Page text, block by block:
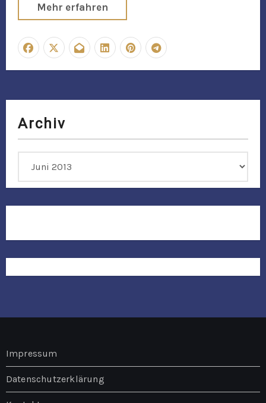
Mehr erfahren
Archiv
Impressum
Datenschutzerklärung